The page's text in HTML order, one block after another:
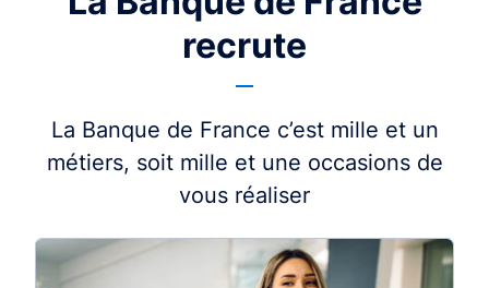
recrute
La Banque de France c’est mille et un
métiers, soit mille et une occasions de
vous réaliser